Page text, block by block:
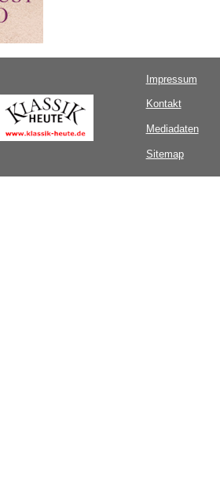
Impressum
Kontakt
Mediadaten
Sitemap